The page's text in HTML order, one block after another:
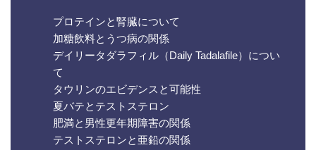
プロテインと腎臓について
加糖飲料とうつ病の関係
デイリータダラフィル（Daily Tadalafile）につい
て
タウリンのエビデンスと可能性
夏バテとテストステロン
肥満と男性更年期障害の関係
テストステロンと亜鉛の関係